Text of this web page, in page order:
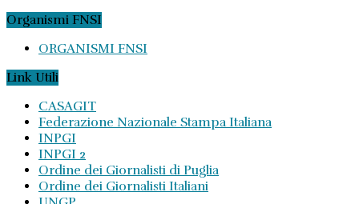
Organismi FNSI
ORGANISMI FNSI
Link Utili
CASAGIT
Federazione Nazionale Stampa Italiana
INPGI
INPGI 2
Ordine dei Giornalisti di Puglia
Ordine dei Giornalisti Italiani